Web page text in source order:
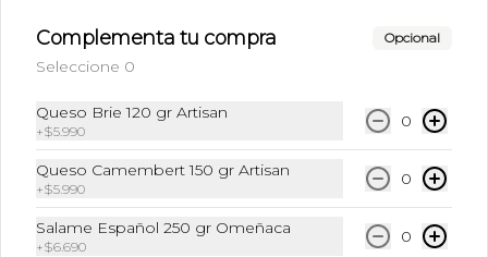
Café Frio + Leche + Hielo + Syrup a
Frappuccino Especial
Café + Leche + Hielo triturado + Sabor
Complementa tu compra Opcional
Seleccione 0
Queso Brie 120 gr Artisan
+$5.990
0
Queso Camembert 150 gr Artisan
+$5.990
0
Salame Español 250 gr Omeñaca
+$6.690
0